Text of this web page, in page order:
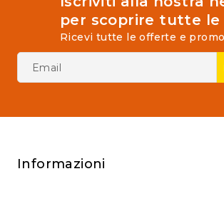
per scoprire tutte le
Ricevi tutte le offerte e
Informazioni